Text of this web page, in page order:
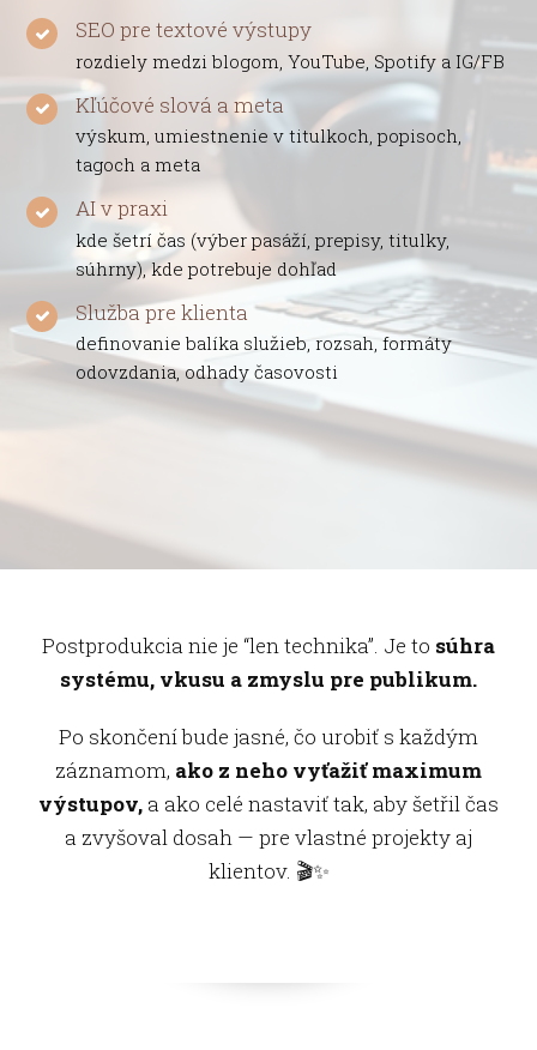
SEO pre textové výstupy
rozdiely medzi blogom, YouTube, Spotify a IG/FB
Kľúčové slová a meta
výskum, umiestnenie v titulkoch, popisoch,
tagoch a meta
AI v praxi
kde šetrí čas (výber pasáží, prepisy, titulky,
súhrny), kde potrebuje dohľad
Služba pre klienta
definovanie balíka služieb, rozsah, formáty
odovzdania, odhady časovosti
Postprodukcia nie je “len technika”. Je to súhra
systému, vkusu a zmyslu pre publikum.
Po skončení bude jasné, čo urobiť s každým
záznamom, ako z neho vyťažiť maximum
výstupov, a ako celé nastaviť tak, aby šetřil čas
a zvyšoval dosah — pre vlastné projekty aj
klientov. 🎬✨